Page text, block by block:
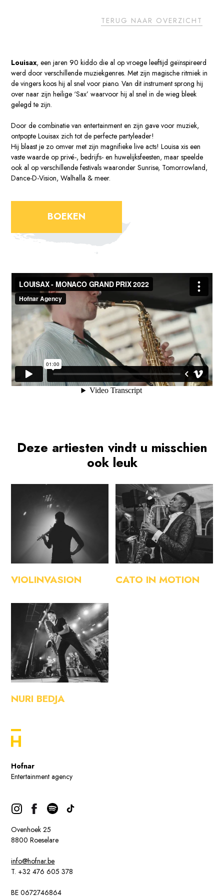
TERUG NAAR OVERZICHT
Louisax, een jaren 90 kiddo die al op vroege leeftijd geïnspireerd
werd door verschillende muziekgenres. Met zijn magische ritmiek in
de vingers koos hij al snel voor piano. Van dit instrument sprong hij
over naar zijn heilige ‘Sax’ waarvoor hij al snel in de wieg bleek
gelegd te zijn.
Door de combinatie van entertainment en zijn gave voor muziek,
ontpopte Louisax zich tot de perfecte partyleader!
Hij blaast je zo omver met zijn magnifieke live acts! Louisa xis een
vaste waarde op privé-, bedrijfs- en huwelijksfeesten, maar speelde
ook al op verschillende festivals waaronder Sunrise, Tomorrowland,
Dance-D-Vision, Walhalla & meer.
BOEKEN
Deze artiesten vindt u misschien
ook leuk
VIOLINVASION CATO IN MOTION
NURI BEDJA
Hofnar
Entertainment agency
Ovenhoek 25
8800 Roeselare
info@hofnar.be
T. +32 476 605 378
BE 0672746864